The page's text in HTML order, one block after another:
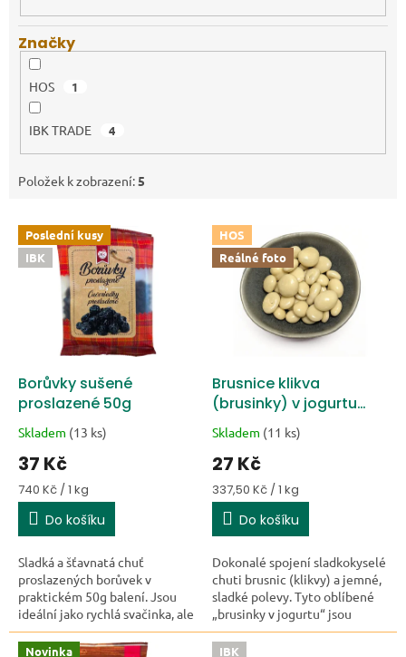
Značky
HOS 1
IBK TRADE 4
Položek k zobrazení: 5
Výpis produktů
Poslední kusy
IBK
Borůvky sušené
proslazené 50g
Skladem (13 ks)
37 Kč
Měrná cena:
740 Kč / 1 kg
Do košíku
Sladká a šťavnatá chuť
proslazených borůvek v
praktickém 50g balení. Jsou
ideální jako rychlá svačinka, ale
skvěle se hodí i do jogurtu,
müsli nebo na pečení. karton
HOS
Reálné foto
Brusnice klikva
(brusinky) v jogurtu
80g
Skladem (11 ks)
27 Kč
Měrná cena:
337,50 Kč / 1 kg
Do košíku
Dokonalé spojení sladkokyselé
chuti brusnic (klikvy) a jemné,
sladké polevy. Tyto oblíbené
„brusinky v jogurtu“ jsou
rychlým a chutným mlsáním
pro celou rodinu.
Novinka IBK